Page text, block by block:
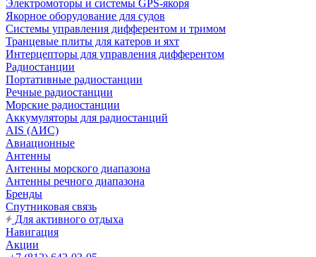
Электромоторы и системы GPS-якоря
Якорное оборудование для судов
Системы управления дифферентом и тримом
Транцевые плиты для катеров и яхт
Интерцепторы для управления дифферентом
Радиостанции
Портативные радиостанции
Речные радиостанции
Морские радиостанции
Аккумуляторы для радиостанций
AIS (АИС)
Авиационные
Антенны
Антенны морского диапазона
Антенны речного диапазона
Бренды
Спутниковая связь
Для активного отдыха
Навигация
Акции